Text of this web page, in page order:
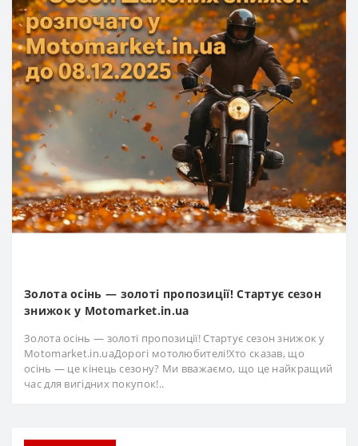
Золота осінь — золоті пропозиції! Стартує сезон
знижок у Motomarket.in.ua
Золота осінь — золоті пропозиції! Стартує сезон знижок у
Motomarket.in.uaДорогі мотолюбителі!Хто сказав, що
осінь — це кінець сезону? Ми вважаємо, що це найкращий
час для вигідних покупок!..